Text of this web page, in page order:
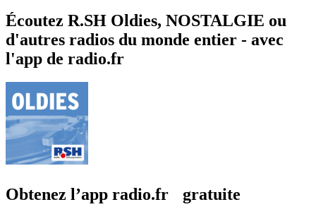
Écoutez R.SH Oldies, NOSTALGIE ou
d'autres radios du monde entier - avec
l'app de radio.fr
Obtenez l’app radio.fr gratuite